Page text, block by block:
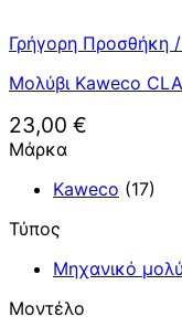
Γρήγορη Προσθήκη
Μολύβι Kaweco
23,00 €
Μάρκα
Kaweco (17)
Τύπος
Μηχανικό
Μοντέλο